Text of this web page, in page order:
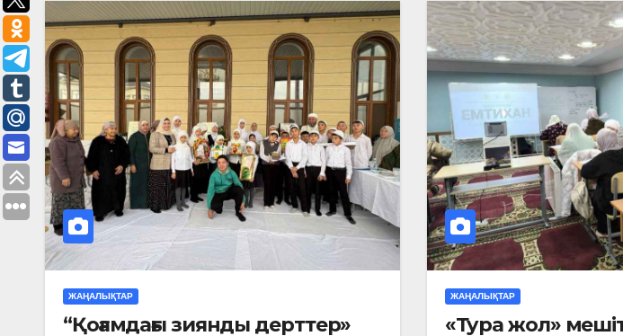
ЖАҢАЛЫҚТАР
“Қоғамдағы зиянды дерттер»
ЖАҢАЛЫҚТАР
«Тура жол»